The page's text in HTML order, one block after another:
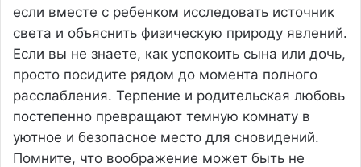
если вместе с ребенком исследовать источник
света и объяснить физическую природу явлений.
Если вы не знаете, как успокоить сына или дочь,
просто посидите рядом до момента полного
расслабления. Терпение и родительская любовь
постепенно превращают темную комнату в
уютное и безопасное место для сновидений.
Помните, что воображение может быть не